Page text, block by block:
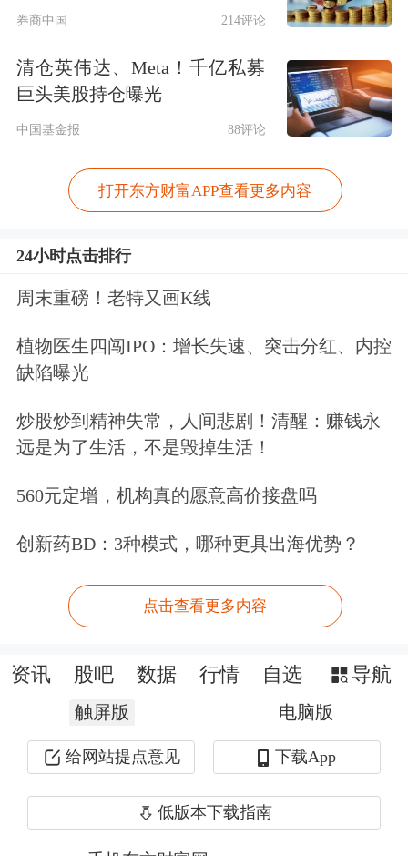
批两家现场检查公司的确认是发生在今
年1月5日，因此，这两家公司可执行原
来的规定，而并非是现行的《首发企业
现场检查规定》。这意味着这两家公司
还是有可能通过“一查就撤”来逃避现场
检查的。
但即便如此，这两家公司也将是新股发
审环节最后两家以“一查就撤”的方式来
逃避现场检查的公司。毕竟随着新的
《首发企业现场检查规定》的出台，
IPO公司即便“一查就撤”也逃避不了现
场检查的执行，这也是“申报即担责”的
具体体现。
不过，对于那些通过“一查就撤”的方式
逃避了现场检查的公司来说，对其后续
的监管有必要跟上。毕竟这些撤离的
退出了资本市场，但大多数公司还是在
争取着各种重返资本市场的机会。其
中，有相当一部分公司还会卷土重来，
或者重新提出IPO申请，争取IPO上市的
券商中国 214评论
清仓英伟达、Meta！千亿私募
巨头美股持仓曝光
中国基金报 88评论
打开东方财富APP查看更多内容
24小时点击排行
周末重磅！老特又画K线
植物医生四闯IPO：增长失速、突击分红、内控
缺陷曝光
炒股炒到精神失常，人间悲剧！清醒：赚钱永
远是为了生活，不是毁掉生活！
560元定增，机构真的愿意高价接盘吗
创新药BD：3种模式，哪种更具出海优势？
点击查看更多内容
资讯 股吧 数据 行情 自选 导航
触屏版 电脑版
给网站提点意见 下载App
低版本下载指南